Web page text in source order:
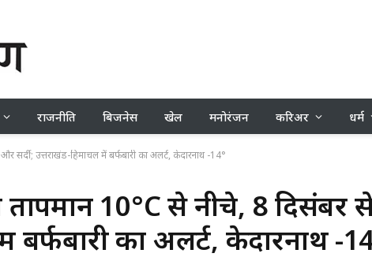
राजनीति बिजनेस खेल मनोरंजन करिअर धर्म
उत्तराखंड-हिमाचल में बर्फबारी का अलर्ट, केदारनाथ -14°
10°C से नीचे, 8 दिसंबर
बर्फबारी का अलर्ट, केदारनाथ -